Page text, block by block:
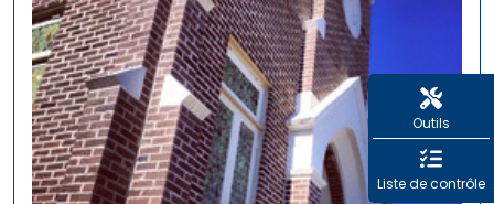
Outils
Liste de contrôle